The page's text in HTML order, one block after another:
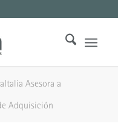
Asesora a
Adquisición